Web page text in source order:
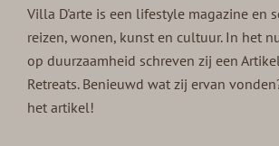
Villa D'arte is een lifestyle magazine en
reizen, wonen, kunst en cultuur. In het
op duurzaamheid schreven zij een
Retreats. Benieuwd wat zij ervan
het artikel!